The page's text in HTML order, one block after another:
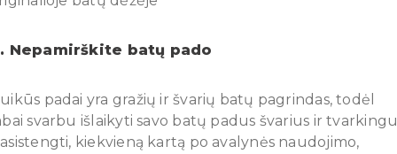
Nepamirškite batų pado
padai yra gražių ir švarių batų pagrindas, todėl
svarbu išlaikyti savo batų padus švarius ir
kiekvieną kartą po avalynės naudojimo,